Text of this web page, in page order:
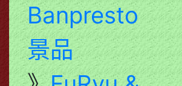
Banpresto
景品